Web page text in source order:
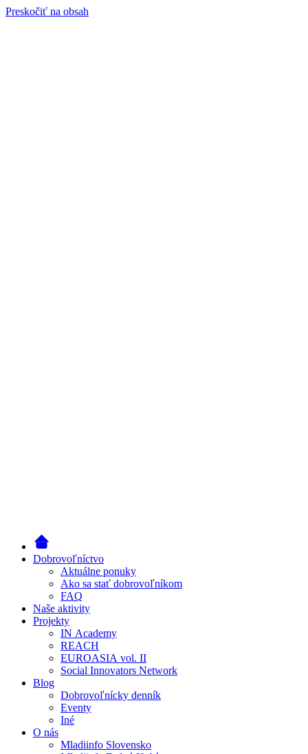
Preskočiť na obsah
Dobrovoľníctvo
Aktuálne ponuky
Ako sa stať dobrovoľníkom
FAQ
Naše aktivity
Projekty
IN Academy
REACH
EUROASIA vol. II
Social Innovators Network
Blog
Dobrovoľnícky denník
Eventy
Iné
O nás
Mladiinfo Slovensko